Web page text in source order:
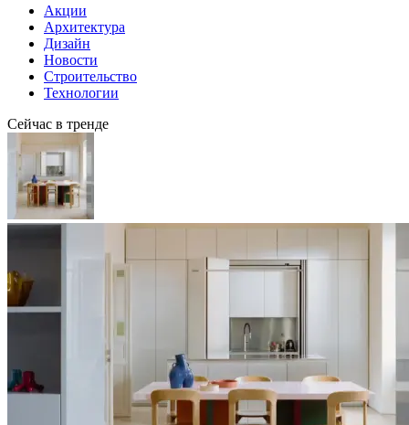
Акции
Архитектура
Дизайн
Новости
Строительство
Технологии
Сейчас в тренде